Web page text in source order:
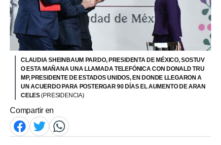
CLAUDIA SHEINBAUM PARDO, PRESIDENTA DE MÉXICO, SOSTUV
O ESTA MAÑANA UNA LLAMADA TELEFÓNICA CON DONALD TRU
MP, PRESIDENTE DE ESTADOS UNIDOS, EN DONDE LLEGARON A
UN ACUERDO PARA POSTERGAR 90 DÍAS EL AUMENTO DE ARAN
CELES(PRESIDENCIA)
Compartir en